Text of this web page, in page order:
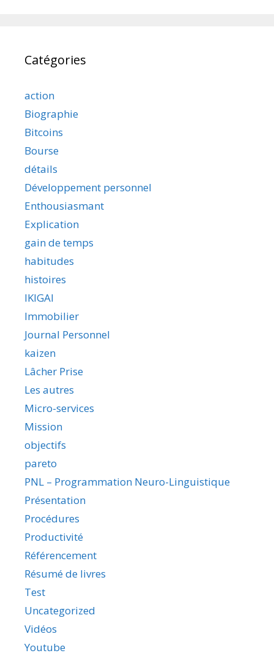
Catégories
action
Biographie
Bitcoins
Bourse
détails
Développement personnel
Enthousiasmant
Explication
gain de temps
habitudes
histoires
IKIGAI
Immobilier
Journal Personnel
kaizen
Lâcher Prise
Les autres
Micro-services
Mission
objectifs
pareto
PNL – Programmation Neuro-Linguistique
Présentation
Procédures
Productivité
Référencement
Résumé de livres
Test
Uncategorized
Vidéos
Youtube